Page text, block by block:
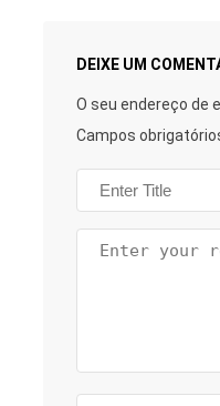
DEIXE UM
O seu endereço de
Campos